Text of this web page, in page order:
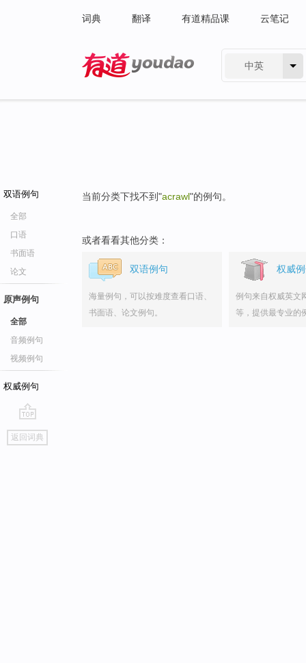
词典 翻译 有道精品课 云笔记
中英
双语例句
全部
口语
书面语
论文
原声例句
全部
音频例句
视频例句
权威例句
go
top
返回词典
当前分类下找不到"acrawl"的例句。
或者看看其他分类：
双语例句
海量例句，可以按难度查看口语、
书面语、论文例句。
权威
例句来自权威英文
等，提供最专业的